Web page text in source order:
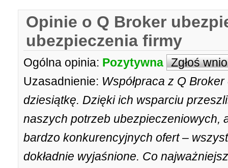
Opinie o Q Broker
ubezpieczenia firmy
Ogólna opinia: Pozytywna Zgłoś
Uzasadnienie: Współpraca z Q Broker
dziesiątkę. Dzięki ich wsparciu
naszych potrzeb ubezpieczeniowych,
bardzo konkurencyjnych ofert –
dokładnie wyjaśnione. Co